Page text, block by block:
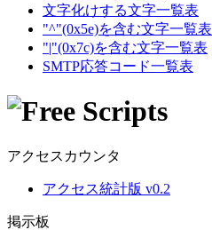
文字化けする文字一覧表
"^"(0x5e)を含む文字一覧表
"|"(0x7c)を含む文字一覧表
SMTP応答コード一覧表
アクセスカウンタ
アクセス統計版 v0.2
掲示板